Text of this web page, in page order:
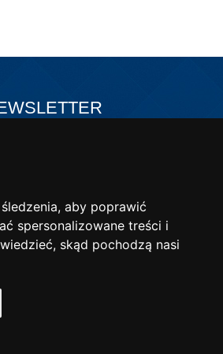
aby poprawić
spersonalizowane treści i
skąd pochodzą nasi